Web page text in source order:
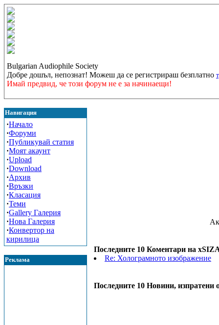
Bulgarian Audiophile Society
Добре дошъл, непознат! Можеш да се регистрираш безплатно
Имай предвид, че този форум не е за начинаещи!
Навигация
·Начало
·Форуми
·Публикувай статия
·Моят акаунт
·Upload
·Download
·Архив
·Връзки
·Класация
·Теми
·Gallery Галерия
·Нова Галерия
·Конвертор на
кирилица
Реклама
Последните 10 Коментари на
Re: Холограмното изображение
Последните 10 Новини, изпратени